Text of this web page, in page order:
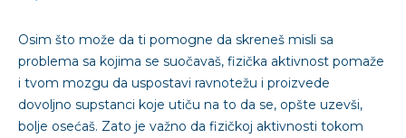
Osim što može da ti pomogne da skreneš misli sa
problema sa kojima se suočavaš, fizička aktivnost pomaže
i tvom mozgu da uspostavi ravnotežu i proizvede
dovoljno supstanci koje utiču na to da se, opšte uzevši,
bolje osećaš. Zato je važno da fizičkoj aktivnosti tokom